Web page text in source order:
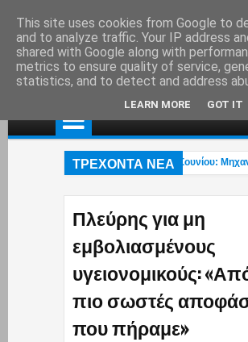
ΤΡΕΧΟΝΤΑ ΝΕΑ
ατύχημα στη λεωφ. Αθηνών – Σουνίου:
Πλεύρης για μη
εμβολιασμένους
υγειονομικούς:
πιο σωστές
που πήραμε»
This site uses cookies from Google to
and to analyze traffic. Your IP address
shared with Google along with
metrics to ensure quality of service,
statistics, and to detect and address
LEARN MORE GOT IT